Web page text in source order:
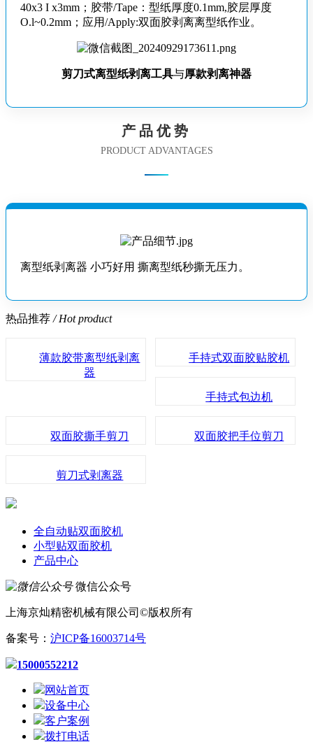
40x3 I x3mm；胶带/Tape：型纸厚度0.1mm,胶层厚度
O.l~0.2mm；应用/Apply:双面胶剥离离型纸作业。
剪刀式离型纸剥离工具与厚款剥离神器
产品优势
PRODUCT ADVANTAGES
离型纸剥离器 小巧好用 撕离型纸秒撕无压力。
热品推荐 / Hot product
薄款胶带离型纸剥离
器
手持式双面胶贴胶机
手持式包边机
双面胶撕手剪刀 双面胶把手位剪刀
剪刀式剥离器
全自动贴双面胶机
小型贴双面胶机
产品中心
微信公众号
上海京灿精密机械有限公司©版权所有
备案号： 沪ICP备16003714号
15000552212
网站首页
设备中心
客户案例
拨打电话